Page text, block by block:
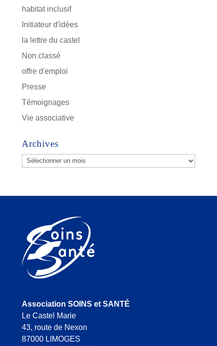
habitat inclusif
Initiateur d'idées
la lettre du castel
Non classé
offre d'emploi
Presse
Témoignages
Vie associative
Archives
Archives
Association SOINS et SANTÉ
Le Castel Marie
43, route de Nexon
87000 LIMOGES